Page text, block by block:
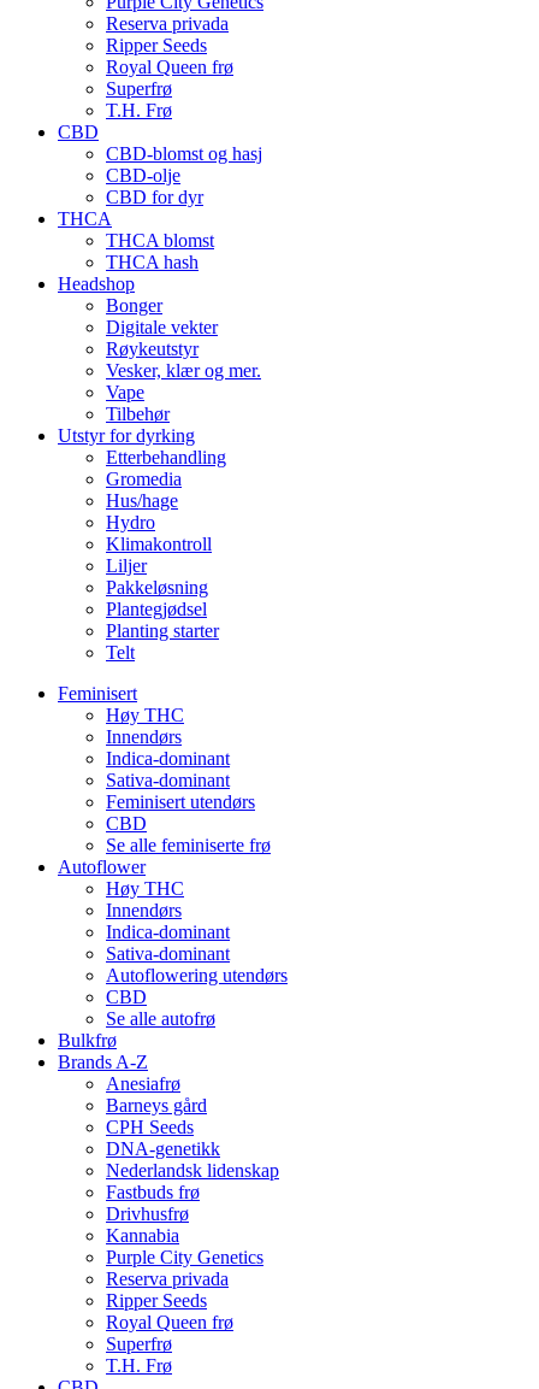
Reserva privada
Ripper Seeds
Royal Queen frø
Superfrø
T.H. Frø
CBD
CBD-blomst og hasj
CBD-olje
CBD for dyr
THCA
THCA blomst
THCA hash
Headshop
Bonger
Digitale vekter
Røykeutstyr
Vesker, klær og mer.
Vape
Tilbehør
Utstyr for dyrking
Etterbehandling
Gromedia
Hus/hage
Hydro
Klimakontroll
Liljer
Pakkeløsning
Plantegjødsel
Planting starter
Telt
Feminisert
Høy THC
Innendørs
Indica-dominant
Sativa-dominant
Feminisert utendørs
CBD
Se alle feminiserte frø
Autoflower
Høy THC
Innendørs
Indica-dominant
Sativa-dominant
Autoflowering utendørs
CBD
Se alle autofrø
Bulkfrø
Brands A-Z
Anesiafrø
Barneys gård
CPH Seeds
DNA-genetikk
Nederlandsk lidenskap
Fastbuds frø
Drivhusfrø
Kannabia
Purple City Genetics
Reserva privada
Ripper Seeds
Royal Queen frø
Superfrø
T.H. Frø